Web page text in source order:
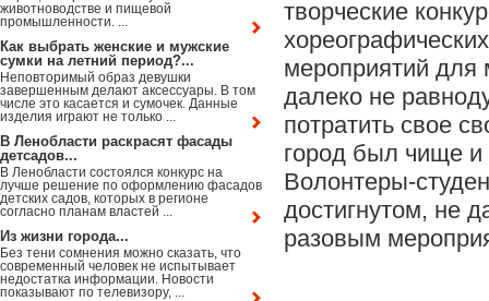
творческие
мероприятий для
далеко не
потратить свое
город был чище и
Волонтеры-
достигнутом, не
разовым
животноводстве и пищевой
промышленности. ...
Как выбрать женские и мужские
сумки на летний период?...
Неповторимый образ девушки
завершенным делают аксессуары. В том
числе это касается и сумочек. Данные
изделия играют не только ...
В Ленобласти раскрасят фасады
детсадов...
В Ленобласти состоялся конкурс на
лучше решение по оформлению фасадов
детских садов, которых в регионе
согласно планам властей ...
Из жизни города...
Без тени сомнения можно сказать, что
современный человек не испытывает
недостатка информации. Новости
показывают по телевизору, ...